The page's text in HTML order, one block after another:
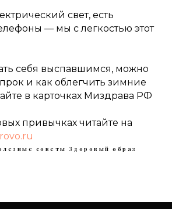
свет, есть
— мы с легкостью этот
себя выспавшимся, можно
и как облегчить зимние
в карточках Миздрава РФ
привычках читайте на
советы Здоровый образ